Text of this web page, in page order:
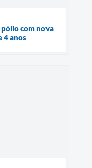
com nova
4 anos